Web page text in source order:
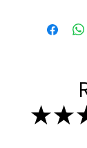
★★